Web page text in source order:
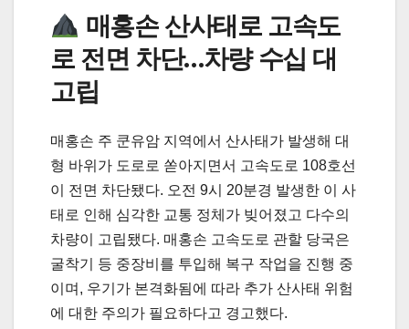
매홍손 산사태로 고속도
로 전면 차단…차량 수십 대
고립
매홍손 주 쿤유암 지역에서 산사태가 발생해 대
형 바위가 도로로 쏟아지면서 고속도로 108호선
이 전면 차단됐다. 오전 9시 20분경 발생한 이 사
태로 인해 심각한 교통 정체가 빚어졌고 다수의
차량이 고립됐다. 매홍손 고속도로 관할 당국은
굴착기 등 중장비를 투입해 복구 작업을 진행 중
이며, 우기가 본격화됨에 따라 추가 산사태 위험
에 대한 주의가 필요하다고 경고했다.